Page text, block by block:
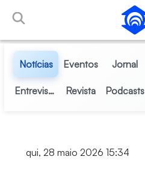
Pular para o Conteúdo principal
Notícias Eventos Jornal
Entrevistas Revista Podcasts
qui, 28 maio 2026 15:34